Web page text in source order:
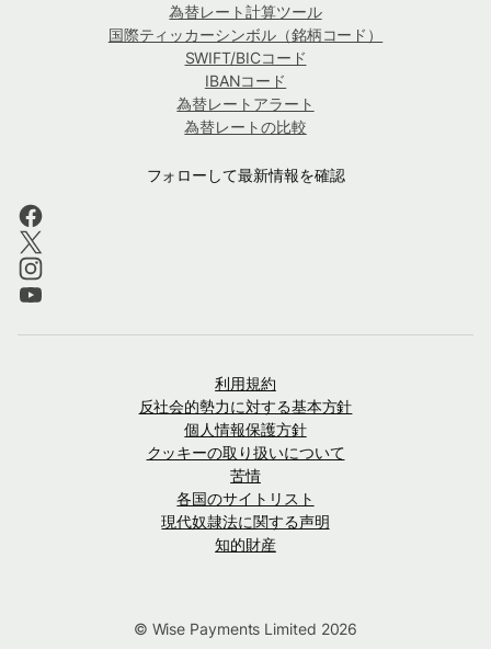
為替レート計算ツール
国際ティッカーシンボル（銘柄コード）
SWIFT/BICコード
IBANコード
為替レートアラート
為替レートの比較
フォローして最新情報を確認
利用規約
反社会的勢力に対する基本方針
個人情報保護方針
クッキーの取り扱いについて
苦情
各国のサイトリスト
現代奴隷法に関する声明
知的財産
© Wise Payments Limited 2026